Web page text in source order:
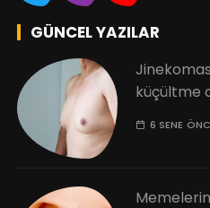
e
r
GÜNCEL YAZILAR
küçültme
6 SENE
Memelerin